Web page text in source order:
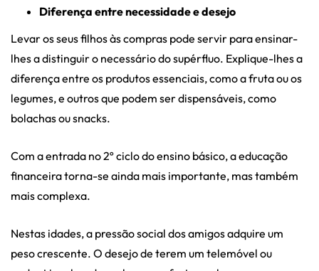
Diferença entre necessidade e desejo
Levar os seus filhos às compras pode servir para ensinar-
lhes a distinguir o necessário do supérfluo. Explique-lhes a
diferença entre os produtos essenciais, como a fruta ou os
legumes, e outros que podem ser dispensáveis, como
bolachas ou snacks.
Com a entrada no 2º ciclo do ensino básico, a educação
financeira torna-se ainda mais importante, mas também
mais complexa.
Nestas idades, a pressão social dos amigos adquire um
peso crescente. O desejo de terem um telemóvel ou